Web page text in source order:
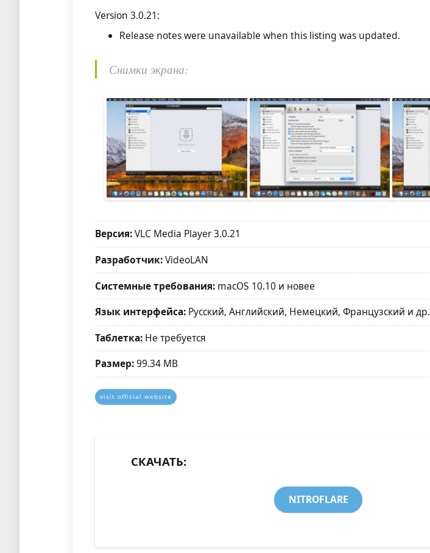
Version 3.0.21:
Release notes were unavailable when this listing was updated.
Снимки экрана:
Версия:VLC Media Player 3.0.21
Разработчик:VideoLAN
Системные требования: macOS 10.10 и новее
Язык интерфейса: Русский, Английский, Немецкий, Французский и др.
Таблетка: Не требуется
Размер:99.34 MB
visit official website
СКАЧАТЬ:
NITROFLARE